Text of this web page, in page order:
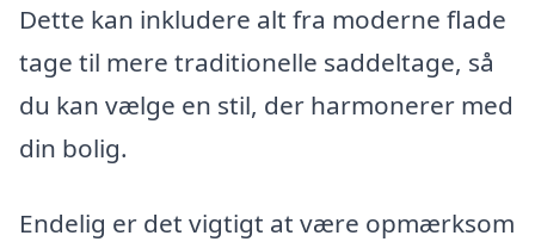
Dette kan inkludere alt fra moderne flade
tage til mere traditionelle saddeltage, så
du kan vælge en stil, der harmonerer med
din bolig.
Endelig er det vigtigt at være opmærksom